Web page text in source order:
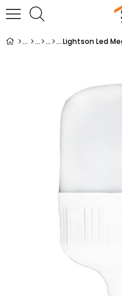
Lightson Led